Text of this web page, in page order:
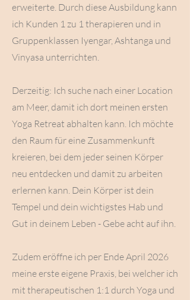
erweiterte. Durch diese Ausbildung kann
ich Kunden 1 zu 1 therapieren und in
Gruppenklassen Iyengar, Ashtanga und
Vinyasa unterrichten.
Derzeitig: Ich suche nach einer Location
am Meer, damit ich dort meinen ersten
Yoga Retreat abhalten kann. Ich möchte
den Raum für eine Zusammenkunft
kreieren, bei dem jeder seinen Körper
neu entdecken und damit zu arbeiten
erlernen kann. Dein Körper ist dein
Tempel und dein wichtigstes Hab und
Gut in deinem Leben - Gebe acht auf ihn.
Zudem eröffne ich per Ende April 2026
meine erste eigene Praxis, bei welcher ich
mit therapeutischen 1:1 durch Yoga und